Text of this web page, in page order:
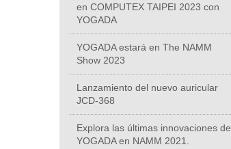
en COMPUTEX TAIPEI 2023 con
YOGADA
YOGADA estará en The NAMM
Show 2023
Lanzamiento del nuevo auricular
JCD-368
Explora las últimas innovaciones de
YOGADA en NAMM 2021.